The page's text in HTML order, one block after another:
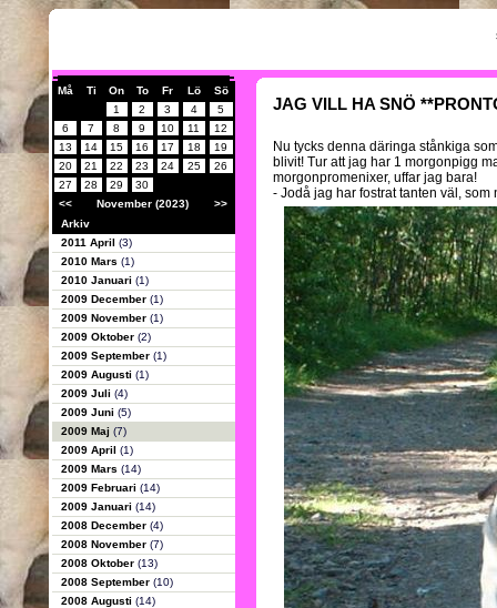
Må Ti On To Fr Lö
Sö
1
2 3 4
5
6
7 8 9 10 11
12
13
14 15 16 17 18
19
20
21 22 23 24 25
26
27
28 29
30
<<
November (2023)
>>
Arkiv
2011 April (3)
2010 Mars (1)
2010 Januari (1)
2009 December (1)
2009 November (1)
2009 Oktober (2)
2009 September (1)
2009 Augusti (1)
2009 Juli (4)
2009 Juni (5)
2009 Maj (7)
2009 April (1)
2009 Mars (14)
2009 Februari (14)
2009 Januari (14)
2008 December (4)
2008 November (7)
2008 Oktober (13)
2008 September (10)
2008 Augusti (14)
JAG VILL HA SNÖ
Nu tycks denna däringa stånkiga
blivit! Tur att jag har 1 morgonpigg
morgonpromenixer, uffar jag bara!
- Jodå jag har fostrat tanten väl, som